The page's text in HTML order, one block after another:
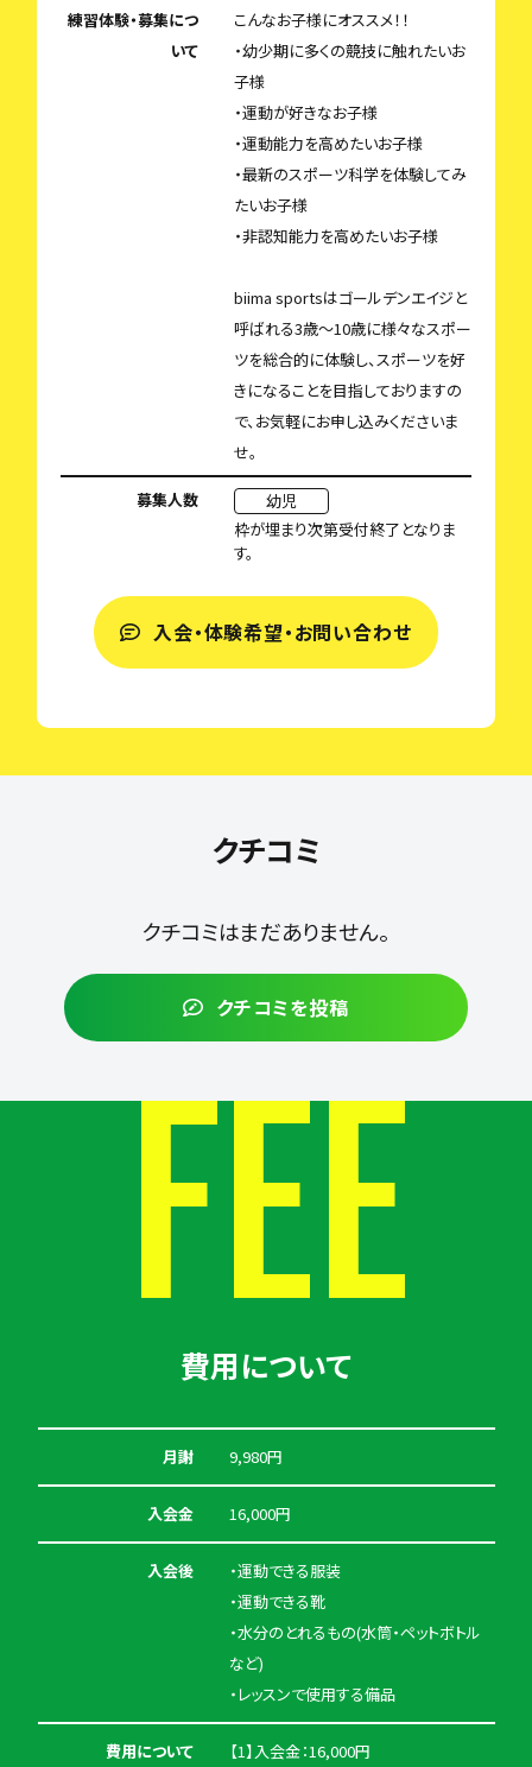
練習体験・募集につ
いて
こんなお子様にオススメ！！
・幼少期に多くの競技に触れたいお
子様
・運動が好きなお子様
・運動能力を高めたいお子様
・最新のスポーツ科学を体験してみ
たいお子様
・非認知能力を高めたいお子様
biima sportsはゴールデンエイジと
呼ばれる3歳〜10歳に様々なスポー
ツを総合的に体験し、スポーツを好
きになることを目指しておりますの
で、お気軽にお申し込みくださいま
せ。
募集人数
幼児
枠が埋まり次第受付終了となりま
す。
入会・体験希望・お問い合わせ
クチコミ
クチコミはまだありません。
クチコミを投稿
FEE
費用について
月謝 9,980円
入会金 16,000円
入会後
・運動できる服装
・運動できる靴
・水分のとれるもの(水筒・ペットボトル
など)
・レッスンで使用する備品
費用について
【1】入会金：16,000円